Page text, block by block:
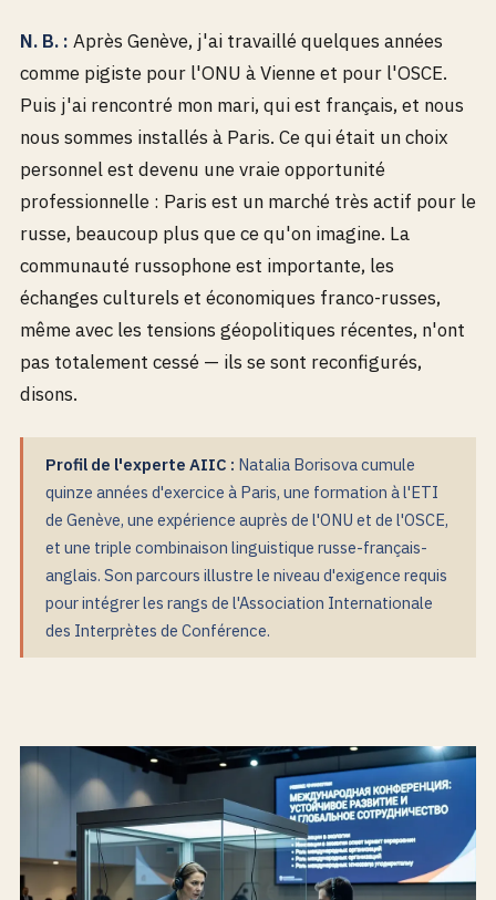
N. B. : Après Genève, j'ai travaillé quelques années
comme pigiste pour l'ONU à Vienne et pour l'OSCE.
Puis j'ai rencontré mon mari, qui est français, et nous
nous sommes installés à Paris. Ce qui était un choix
personnel est devenu une vraie opportunité
professionnelle : Paris est un marché très actif pour le
russe, beaucoup plus que ce qu'on imagine. La
communauté russophone est importante, les
échanges culturels et économiques franco-russes,
même avec les tensions géopolitiques récentes, n'ont
pas totalement cessé — ils se sont reconfigurés,
disons.
Profil de l'experte AIIC : Natalia Borisova cumule
quinze années d'exercice à Paris, une formation à l'ETI
de Genève, une expérience auprès de l'ONU et de l'OSCE,
et une triple combinaison linguistique russe-français-
anglais. Son parcours illustre le niveau d'exigence requis
pour intégrer les rangs de l'Association Internationale
des Interprètes de Conférence.